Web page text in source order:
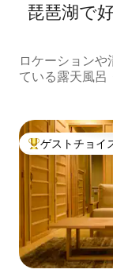
琵琶湖で
ロケーション
ている露天風呂
大好評のゲスト
ゲストチョイ